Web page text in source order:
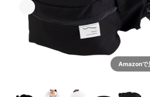
Amazonで